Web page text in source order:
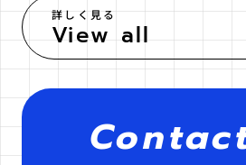
詳しく見る
View all